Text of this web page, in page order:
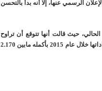
قبل الإعلان الرسمي عنها، إلا أنه بدأ بالتحسن
حيث قالت أنها تتوقع أن تراوح
الإيرادات بين 470 مليون إلى 485 مليون دولار أمريكي، كما تتوقع أن تكون إيراداتها خلال عام 2015 بأكمله مابين 2.170